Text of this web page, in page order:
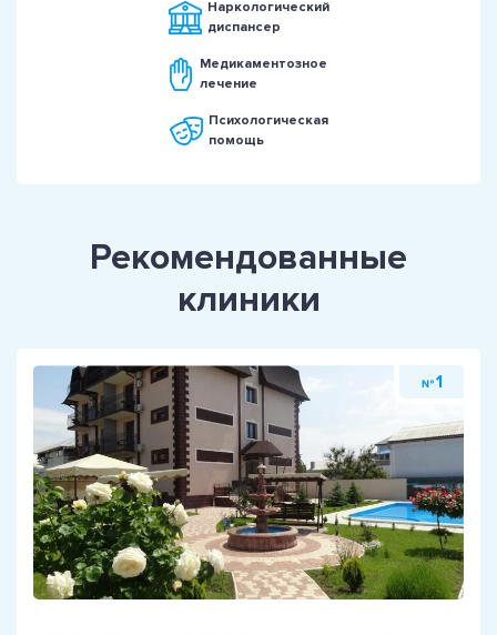
Наркологический
диспансер
Медикаментозное
лечение
Психологическая
помощь
Рекомендованные
клиники
№ 1